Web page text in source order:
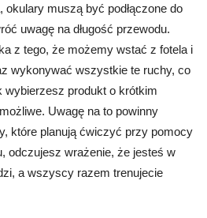
okulary muszą być podłączone do
uwagę na długość przewodu.
z tego, że możemy wstać z fotela i
wykonywać wszystkie te ruchy, co
wybierzesz produkt o krótkim
Uwagę na to powinny
które planują ćwiczyć przy pomocy
odczujesz wrażenie, że jesteś w
a wszyscy razem trenujecie